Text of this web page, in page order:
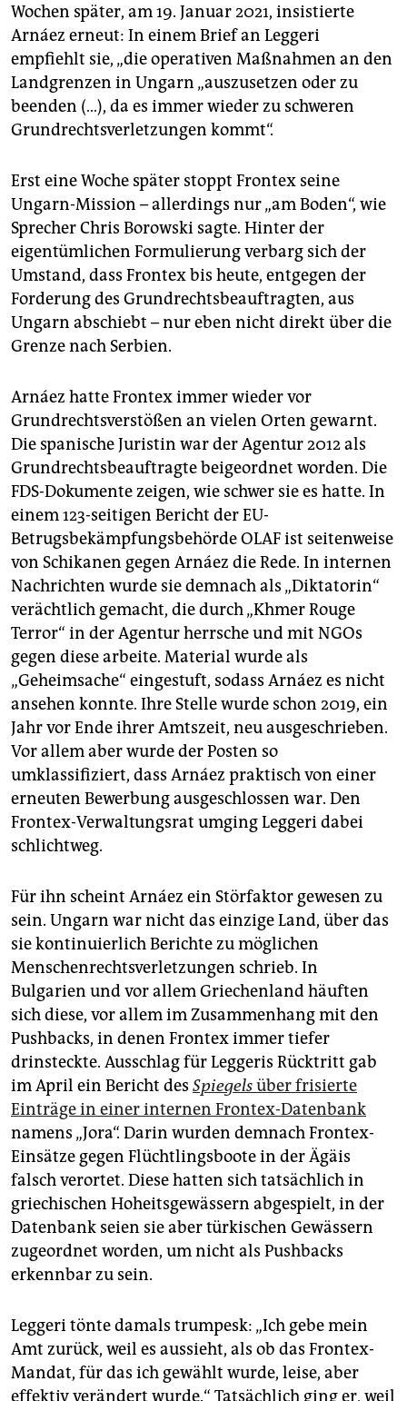
Wochen später, am 19. Januar 2021, insistierte
Arnáez erneut: In einem Brief an Leggeri
empfiehlt sie, „die operativen Maßnahmen an den
Landgrenzen in Ungarn „auszusetzen oder zu
beenden (…), da es immer wieder zu schweren
Grundrechtsverletzungen kommt“.
Erst eine Woche später stoppt Frontex seine
Ungarn-Mission – allerdings nur „am Boden“, wie
Sprecher Chris Borowski sagte. Hinter der
eigentümlichen Formulierung verbarg sich der
Umstand, dass Frontex bis heute, entgegen der
Forderung des Grundrechtsbeauftragten, aus
Ungarn abschiebt – nur eben nicht direkt über die
Grenze nach Serbien.
Arnáez hatte Frontex immer wieder vor
Grundrechtsverstößen an vielen Orten gewarnt.
Die spanische Juristin war der Agentur 2012 als
Grundrechtsbeauftragte beigeordnet worden. Die
FDS-Dokumente zeigen, wie schwer sie es hatte. In
einem 123-seitigen Bericht der EU-
Betrugsbekämpfungsbehör­de OLAF ist seitenweise
von Schikanen gegen Arnáez die Rede. In internen
Nachrichten wurde sie demnach als „Diktatorin“
verächtlich gemacht, die durch „Khmer Rouge
Terror“ in der Agentur herrsche und mit NGOs
gegen diese arbeite. Material wurde als
„Geheimsache“ eingestuft, sodass Arnáez es nicht
ansehen konnte. Ihre Stelle wurde schon 2019, ein
Jahr vor Ende ihrer Amtszeit, neu ausgeschrieben.
Vor allem aber wurde der Posten so
umklassifiziert, dass Arnáez praktisch von einer
erneuten Bewerbung ausgeschlossen war. Den
Frontex-Verwaltungsrat umging Leggeri dabei
schlichtweg.
Für ihn scheint Arnáez ein Störfaktor gewesen zu
sein. Ungarn war nicht das einzige Land, über das
sie kontinuierlich Berichte zu möglichen
Menschenrechtsverletzungen schrieb. In
Bulgarien und vor allem Griechenland häuften
sich diese, vor allem im Zusammenhang mit den
Pushbacks, in denen Frontex immer tiefer
drinsteckte. Ausschlag für Leggeris Rücktritt gab
im April ein Bericht des Spiegelsüber frisierte
Einträge in einer internen Frontex-Datenbank
namens „Jora“. Darin wurden demnach Frontex-
Einsätze gegen Flüchtlingsboote in der Ägäis
falsch verortet. Diese hatten sich tatsächlich in
griechischen Hoheitsgewässern abgespielt, in der
Datenbank seien sie aber türkischen Gewässern
zugeordnet worden, um nicht als Pushbacks
erkennbar zu sein.
Leggeri tönte damals trumpesk: „Ich gebe mein
Amt zurück, weil es aussieht, als ob das Frontex-
Mandat, für das ich gewählt wurde, leise, aber
effektiv verändert wurde.“ Tatsächlich ging er, weil